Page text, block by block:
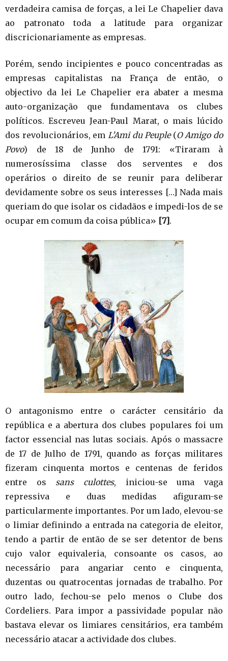
verdadeira camisa de forças, a lei Le Chapelier dava
ao patronato toda a latitude para organizar
discricionariamente as empresas.
Porém, sendo incipientes e pouco concentradas as
empresas capitalistas na França de então, o
objectivo da lei Le Chapelier era abater a mesma
auto-organização que fundamentava os clubes
políticos. Escreveu Jean-Paul Marat, o mais lúcido
dos revolucionários, em L’Ami du Peuple(O Amigo do
Povo) de 18 de Junho de 1791: «Tiraram à
numerosíssima classe dos serventes e dos
operários o direito de se reunir para deliberar
devidamente sobre os seus interesses […] Nada mais
queriam do que isolar os cidadãos e impedi-los de se
ocupar em comum da coisa pública» [7].
O antagonismo entre o carácter censitário da
república e a abertura dos clubes populares foi um
factor essencial nas lutas sociais. Após o massacre
de 17 de Julho de 1791, quando as forças militares
fizeram cinquenta mortos e centenas de feridos
entre os sans culottes, iniciou-se uma vaga
repressiva e duas medidas afiguram-se
particularmente importantes. Por um lado, elevou-se
o limiar definindo a entrada na categoria de eleitor,
tendo a partir de então de se ser detentor de bens
cujo valor equivaleria, consoante os casos, ao
necessário para angariar cento e cinquenta,
duzentas ou quatrocentas jornadas de trabalho. Por
outro lado, fechou-se pelo menos o Clube dos
Cordeliers. Para impor a passividade popular não
bastava elevar os limiares censitários, era também
necessário atacar a actividade dos clubes.